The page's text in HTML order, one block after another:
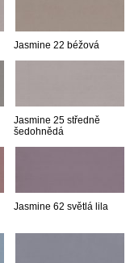
Jasmine 22 béžová
Jasmine 25 středně
šedohnědá
Jasmine 62 světlá lila